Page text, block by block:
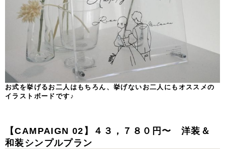
お式を挙げるお二人はもちろん、挙げないお二人にもオススメの
イラストボードです♪
【CAMPAIGN 02】４３，７８０円〜 洋装＆
和装シンプルプラン